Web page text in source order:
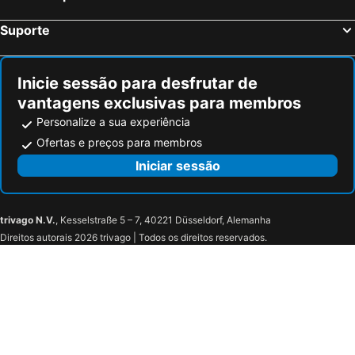
Suporte
Inicie sessão para desfrutar de
vantagens exclusivas para membros
Personalize a sua experiência
Ofertas e preços para membros
Iniciar sessão
trivago N.V., Kesselstraße 5 – 7, 40221 Düsseldorf, Alemanha
Direitos autorais 2026 trivago | Todos os direitos reservados.